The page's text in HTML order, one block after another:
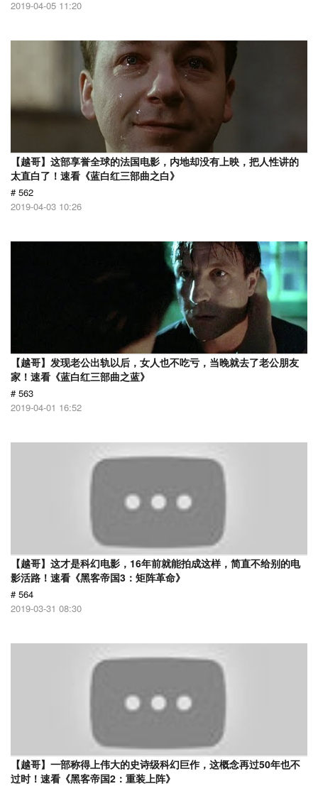
2019-04-05 11:20
【越哥】这部享誉全球的法国电影，内地却没有上映，把人性讲的
太直白了！速看《蓝白红三部曲之白》
# 562
2019-04-03 10:26
【越哥】发现老公出轨以后，女人也不吃亏，当晚就去了老公朋友
家！速看《蓝白红三部曲之蓝》
# 563
2019-04-01 16:52
【越哥】这才是科幻电影，16年前就能拍成这样，简直不给别的电
影活路！速看《黑客帝国3：矩阵革命》
# 564
2019-03-31 08:30
【越哥】一部称得上伟大的史诗级科幻巨作，这概念再过50年也不
过时！速看《黑客帝国2：重装上阵》